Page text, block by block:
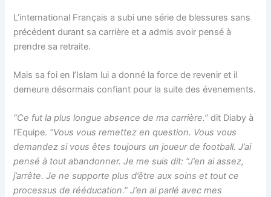
L’international Français a subi une série de blessures sans
précédent durant sa carrière et a admis avoir pensé à
prendre sa retraite.
Mais sa foi en l’Islam lui a donné la force de revenir et il
demeure désormais confiant pour la suite des évenements.
“Ce fut la plus longue absence de ma carrière.” dit Diaby à
l’Equipe. “Vous vous remettez en question. Vous vous
demandez si vous êtes toujours un joueur de football. J’ai
pensé à tout abandonner. Je me suis dit: “J’en ai assez,
j’arrête. Je ne supporte plus d’être aux soins et tout ce
processus de rééducation.” J’en ai parlé avec mes